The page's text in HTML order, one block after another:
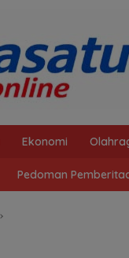
Ekonomi
Pedoman